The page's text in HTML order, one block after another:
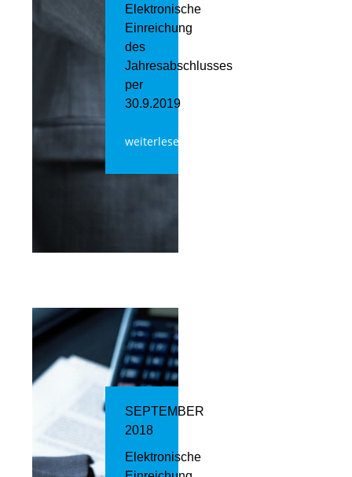
Elektronische
Einreichung
des
Jahresabschlusses
per
30.9.2019
weiterlesen
SEPTEMBER
2018
Elektronische